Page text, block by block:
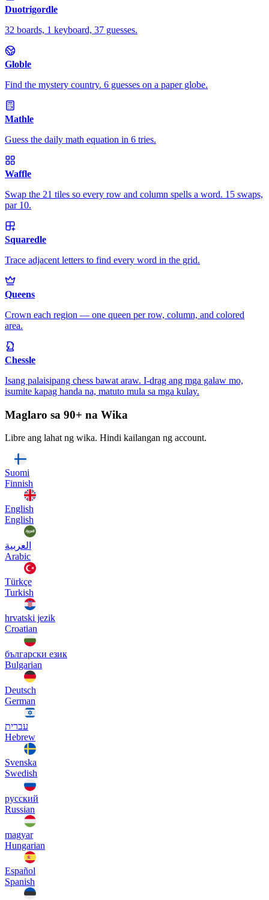
Duotrigordle
32 boards, 1 keyboard, 37 guesses.
Globle
Find the mystery country. 6 guesses on a paper globe.
Mathle
Guess the daily math equation in 6 tries.
Waffle
Swap the 21 tiles so every row and column spells a word. 15 swaps,
par 10.
Squaredle
Trace adjacent letters to find every word in the grid.
Queens
Crown each region — one queen per row, column, and colored
area.
Chessle
Isang palaisipang chess bawat araw. I-drag ang mga galaw mo,
isumite kapag handa na, matuto mula sa mga kulay.
Maglaro sa 90+ na Wika
Libre ang lahat ng wika. Hindi kailangan ng account.
Suomi
Finnish
English
English
العربية
Arabic
Türkçe
Turkish
hrvatski jezik
Croatian
български език
Bulgarian
Deutsch
German
עברית
Hebrew
Svenska
Swedish
русский
Russian
magyar
Hungarian
Español
Spanish